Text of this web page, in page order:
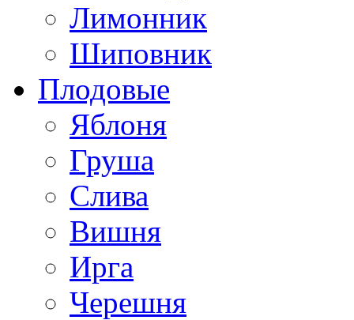
Лимонник
Шиповник
Плодовые
Яблоня
Груша
Слива
Вишня
Ирга
Черешня